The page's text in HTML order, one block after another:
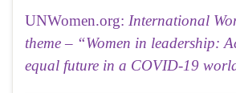
UNWomen.org: International
theme – “Women in leadership:
equal future in a COVID-19